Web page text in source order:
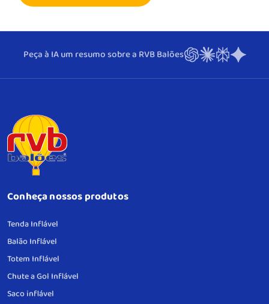
Peça à IA um resumo sobre a RVB Balões
Conheça nossos produtos
Tenda Inflável
Balão Inflável
Totem Inflável
Chute a Gol Inflável
Saco inflável